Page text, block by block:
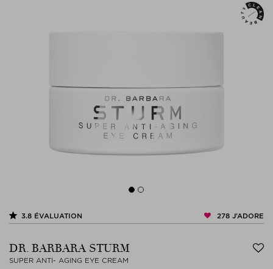
3.8 ÉVALUATION 278 J’ADORE
DR. BARBARA STURM
SUPER ANTI- AGING EYE CREAM